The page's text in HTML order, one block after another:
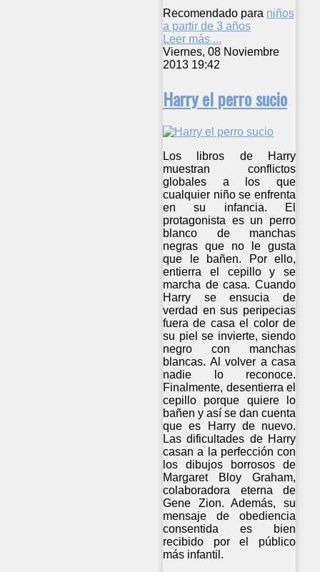
Recomendado para niños
a partir de 3 años
Leer más ...
Viernes, 08 Noviembre
2013 19:42
Harry el perro sucio
Los libros de Harry
muestran conflictos
globales a los que
cualquier niño se enfrenta
en su infancia. El
protagonista es un perro
blanco de manchas
negras que no le gusta
que le bañen. Por ello,
entierra el cepillo y se
marcha de casa. Cuando
Harry se ensucia de
verdad en sus peripecias
fuera de casa el color de
su piel se invierte, siendo
negro con manchas
blancas. Al volver a casa
nadie lo reconoce.
Finalmente, desentierra el
cepillo porque quiere lo
bañen y así se dan cuenta
que es Harry de nuevo.
Las dificultades de Harry
casan a la perfección con
los dibujos borrosos de
Margaret Bloy Graham,
colaboradora eterna de
Gene Zion. Además, su
mensaje de obediencia
consentida es bien
recibido por el público
más infantil.